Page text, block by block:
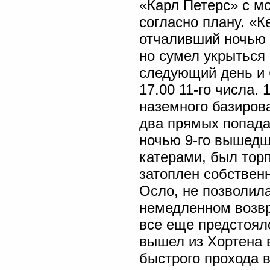
«Карл Петерс» с
согласно плану.
отчаливший
но сумел
следующий день и
17.00 11-го числа.
наземного
два прямых
ночью 9-го
катерами, был
затоплен
Осло, не
немедленном
все еще
вышел из Хортена
быстрого прохода